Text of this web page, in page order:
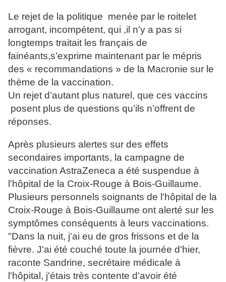
Le rejet de la politique menée par le roitelet
arrogant, incompétent, qui ,il n'y a pas si
longtemps traitait les français de
fainéants,s’exprime maintenant par le mépris
des « recommandations » de la Macronie sur le
thème de la vaccination.
Un rejet d’autant plus naturel, que ces vaccins
posent plus de questions qu’ils n’offrent de
réponses.
Après plusieurs alertes sur des effets
secondaires importants, la campagne de
vaccination AstraZeneca a été suspendue à
l'hôpital de la Croix-Rouge à Bois-Guillaume.
Plusieurs personnels soignants de l'hôpital de la
Croix-Rouge à Bois-Guillaume ont alerté sur les
symptômes conséquents à leurs vaccinations.
"Dans la nuit, j'ai eu de gros frissons et de la
fièvre. J'ai été couché toute la journée d'hier,
raconte Sandrine, secrétaire médicale à
l'hôpital, j'étais très contente d'avoir été